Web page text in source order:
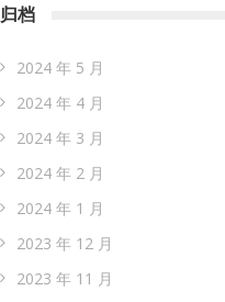
归档
2024 年 5 月
2024 年 4 月
2024 年 3 月
2024 年 2 月
2024 年 1 月
2023 年 12 月
2023 年 11 月